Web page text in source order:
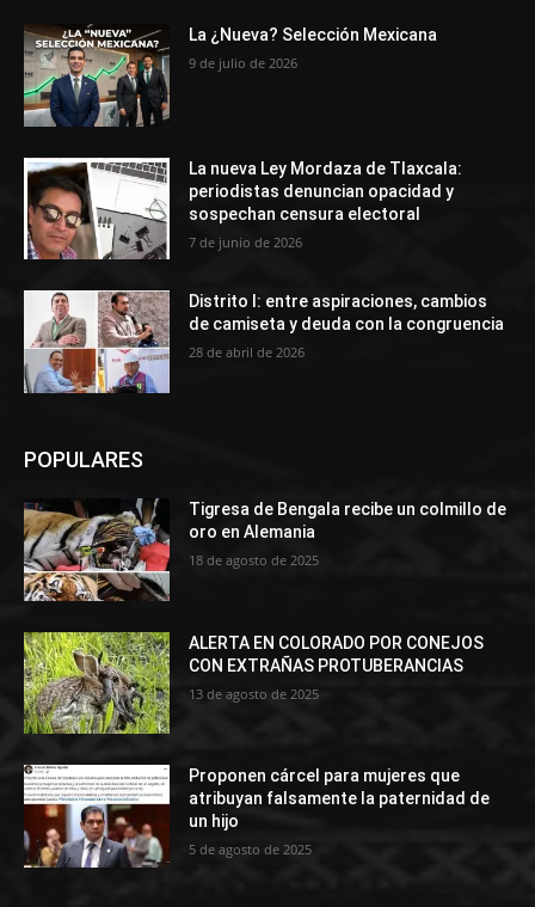
La ¿Nueva? Selección Mexicana
9 de julio de 2026
La nueva Ley Mordaza de Tlaxcala:
periodistas denuncian opacidad y
sospechan censura electoral
7 de junio de 2026
Distrito I: entre aspiraciones, cambios
de camiseta y deuda con la congruencia
28 de abril de 2026
POPULARES
Tigresa de Bengala recibe un colmillo de
oro en Alemania
18 de agosto de 2025
ALERTA EN COLORADO POR CONEJOS
CON EXTRAÑAS PROTUBERANCIAS
13 de agosto de 2025
Proponen cárcel para mujeres que
atribuyan falsamente la paternidad de
un hijo
5 de agosto de 2025